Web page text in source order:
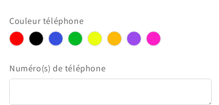
Couleur téléphone
red Noir Bleu Vert Jaune OrangeViolet Rose
Numéro(s) de téléphone